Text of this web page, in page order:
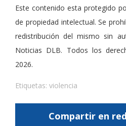
Este contenido esta protegido
de propiedad intelectual. Se
redistribución del mismo sin
Noticias DLB. Todos los
2026.
Etiquetas: violencia
Compartir en